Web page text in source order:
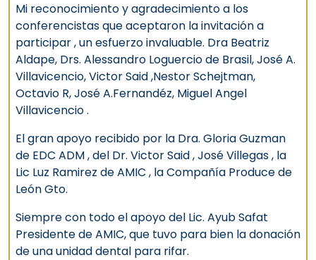
Mi reconocimiento y agradecimiento a los
conferencistas que aceptaron la invitación a
participar , un esfuerzo invaluable. Dra Beatriz
Aldape, Drs. Alessandro Loguercio de Brasil, José A.
Villavicencio, Victor Said ,Nestor Schejtman,
Octavio R, José A.Fernandéz, Miguel Angel
Villavicencio .
El gran apoyo recibido por la Dra. Gloria Guzman
de EDC ADM , del Dr. Victor Said , José Villegas , la
Lic Luz Ramirez de AMIC , la Compañía Produce de
León Gto.
Siempre con todo el apoyo del Lic. Ayub Safat
Presidente de AMIC, que tuvo para bien la donación
de una unidad dental para rifar.